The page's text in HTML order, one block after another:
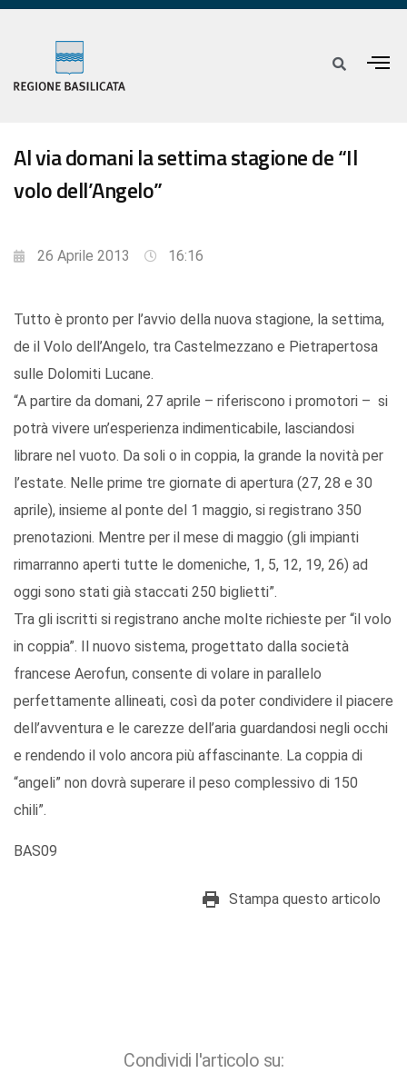
Al via domani la settima stagione de “Il
volo dell’Angelo”
26 Aprile 2013 16:16
Tutto è pronto per l’avvio della nuova stagione, la settima,
de il Volo dell’Angelo, tra Castelmezzano e Pietrapertosa
sulle Dolomiti Lucane.
“A partire da domani, 27 aprile – riferiscono i promotori – si
potrà vivere un’esperienza indimenticabile, lasciandosi
librare nel vuoto. Da soli o in coppia, la grande la novità per
l’estate. Nelle prime tre giornate di apertura (27, 28 e 30
aprile), insieme al ponte del 1 maggio, si registrano 350
prenotazioni. Mentre per il mese di maggio (gli impianti
rimarranno aperti tutte le domeniche, 1, 5, 12, 19, 26) ad
oggi sono stati già staccati 250 biglietti”.
Tra gli iscritti si registrano anche molte richieste per “il volo
in coppia”. Il nuovo sistema, progettato dalla società
francese Aerofun, consente di volare in parallelo
perfettamente allineati, così da poter condividere il piacere
dell’avventura e le carezze dell’aria guardandosi negli occhi
e rendendo il volo ancora più affascinante. La coppia di
“angeli” non dovrà superare il peso complessivo di 150
chili”.
BAS09
Stampa questo articolo
Condividi l'articolo su: